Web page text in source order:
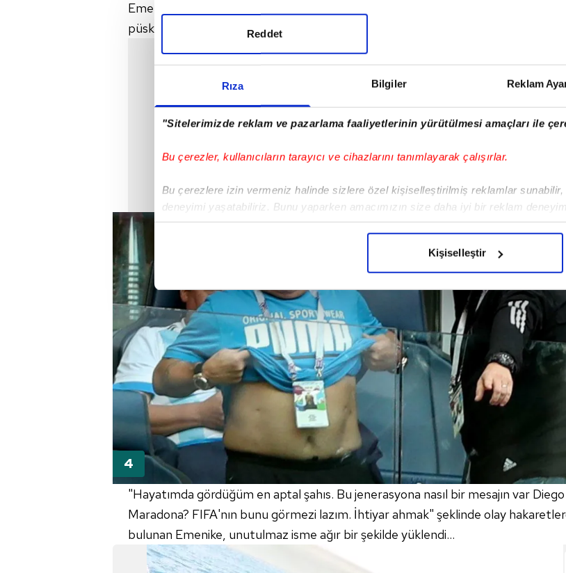
Rıza Bilgiler Reklam
"Sitelerimizde reklam ve pazarlama faaliyetlerinin yürütülmesi amaçları ile
Bu çerezler, kullanıcıların tarayıcı ve cihazlarını tanımlayarak çalışırlar.
Bu çerezlere izin vermeniz halinde sizlere özel kişiselleştirilmiş reklamlar sunabilir,
deneyimi yaşatabiliriz. Bunu yaparken amacımızın size daha iyi bir reklam
içerikleri sunabilmek adına elimizden gelen çabayı gösterdiğimizi ve bu noktada,
Her halükârda, kullanıcılar, bu çerezlere izin vermedikleri takdirde, kullanıcılara
Sizlere daha iyi bir hizmet sunabilmek için İnternet Sitemizde kendimize ve üçüncü
çerezler vasıtasıyla çeşitli kişisel verileriniz işlenmekte olup gerekli olan çerezler
amacıyla kullanılmaktadır. Diğer çerezler, sitemizin daha işlevsel kılınması ve
reklam/pazarlama faaliyetlerinin yapılması, amaçlarıyla sınırlı olarak açık rızanız
Çerezlere ilişkin tercihlerinizi aşağıda yer alan panel vasıtasıyla belirleyebilirsiniz.
butonuna tıklayabilir,
Çerez Bilgilendirme Metnimizi ziyaret edebilirsiniz.
6698 sayılı Kişisel Verilerin Korunması Kanunu uyarınca hazırlanmış Aydınlatma
mevzuata uygun olarak kullanılan çerezlerle ilgili bilgi almak için lütfen
tıklayınız
Reddet
Kişiselleştir
Emenike, Maradona'nın maç esnasında tribünlerde yaptığı hareketlere ateş
püskürdü.
"Hayatımda gördüğüm en aptal şahıs. Bu jenerasyona nasıl bir mesajın var Diego
Maradona? FIFA'nın bunu görmezi lazım. İhtiyar ahmak" şeklinde olay
bulunan Emenike, unutulmaz isme ağır bir şekilde yüklendi...